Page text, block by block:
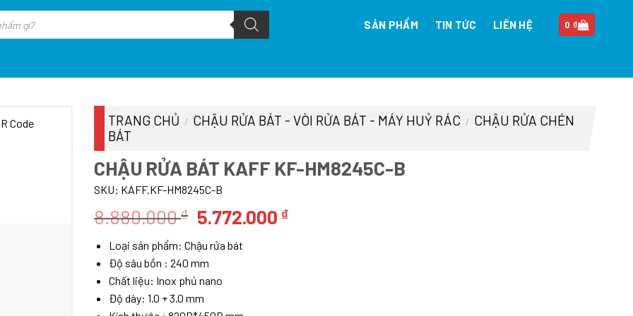
SẢN PHẨM TIN TỨC LIÊN HỆ 0₫
TRANG CHỦ / CHẬU RỬA BÁT - VÒI RỬA BÁT - MÁY HUỶ RÁC / CHẬU RỬA CHÉN
BÁT
CHẬU RỬA BÁT KAFF KF-HM8245C-B
SKU: KAFF.KF-HM8245C-B
8.880.000₫ Giá
là:
8.880.000 ₫.
5.772.000 ₫Giá
Loại sản phẩm: Chậu rửa bát
Độ sâu bồn : 240 mm
Chất liệu: Inox phủ nano
Độ dày: 1.0 + 3.0 mm